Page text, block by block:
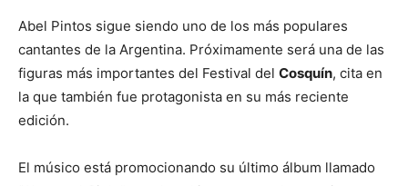
Abel Pintos sigue siendo uno de los más populares
cantantes de la Argentina. Próximamente será una de las
figuras más importantes del Festival del Cosquín, cita en
la que también fue protagonista en su más reciente
edición.
El músico está promocionando su último álbum llamado